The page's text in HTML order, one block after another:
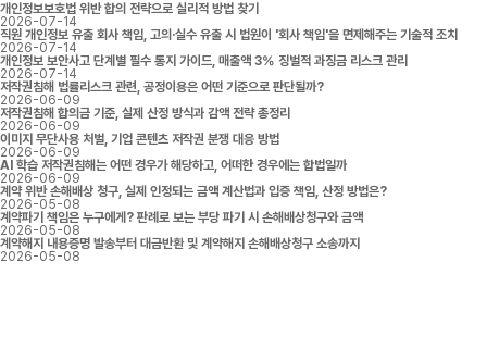
개인정보보호법 위반 합의 전략으로 실리적 방법 찾기
2026-07-14
직원 개인정보 유출 회사 책임, 고의·실수 유출 시 법원이 '회사 책임'을 면제해주는 기술적 조치
2026-07-14
개인정보 보안사고 단계별 필수 통지 가이드, 매출액 3% 징벌적 과징금 리스크 관리
2026-07-14
저작권침해 법률리스크 관련, 공정이용은 어떤 기준으로 판단될까?
2026-06-09
저작권침해 합의금 기준, 실제 산정 방식과 감액 전략 총정리
2026-06-09
이미지 무단사용 처벌, 기업 콘텐츠 저작권 분쟁 대응 방법
2026-06-09
AI 학습 저작권침해는 어떤 경우가 해당하고, 어떠한 경우에는 합법일까
2026-06-09
계약 위반 손해배상 청구, 실제 인정되는 금액 계산법과 입증 책임, 산정 방법은?
2026-05-08
계약파기 책임은 누구에게? 판례로 보는 부당 파기 시 손해배상청구와 금액
2026-05-08
계약해지 내용증명 발송부터 대금반환 및 계약해지 손해배상청구 소송까지
2026-05-08